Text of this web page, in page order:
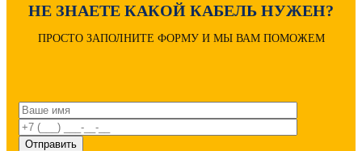
НЕ ЗНАЕТЕ КАКОЙ КАБЕЛЬ НУЖЕН?
ПРОСТО ЗАПОЛНИТЕ ФОРМУ И МЫ ВАМ ПОМОЖЕМ